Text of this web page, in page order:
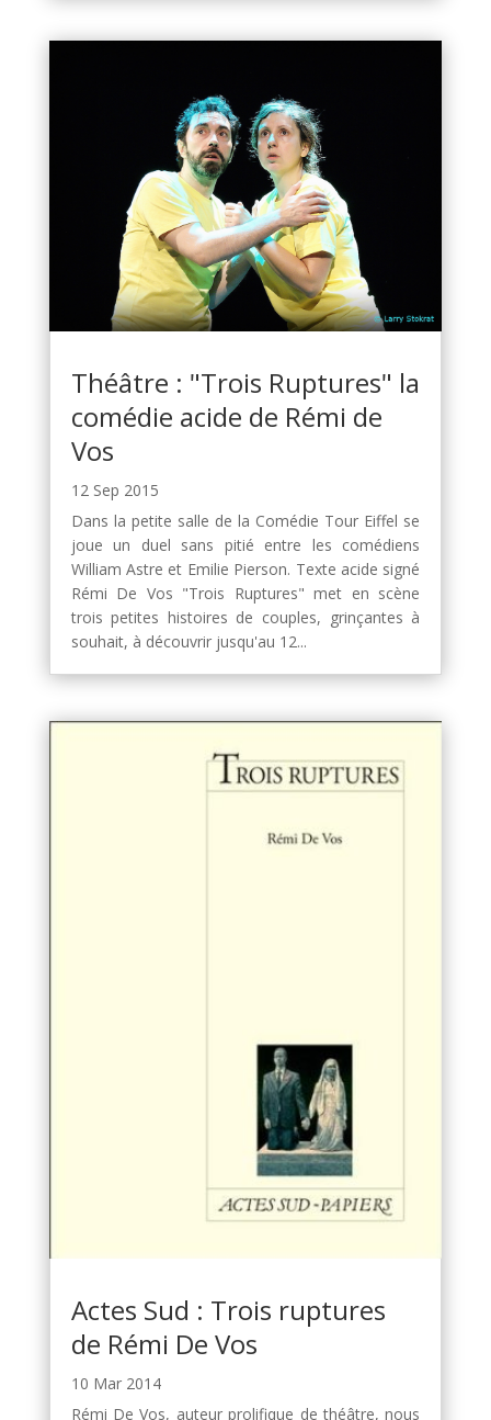
Théâtre : "Trois Ruptures" la
comédie acide de Rémi de
Vos
12 Sep 2015
Dans la petite salle de la Comédie Tour Eiffel se
joue un duel sans pitié entre les comédiens
William Astre et Emilie Pierson. Texte acide signé
Rémi De Vos "Trois Ruptures" met en scène
trois petites histoires de couples, grinçantes à
souhait, à découvrir jusqu'au 12...
Actes Sud : Trois ruptures
de Rémi De Vos
10 Mar 2014
Rémi De Vos, auteur prolifique de théâtre, nous